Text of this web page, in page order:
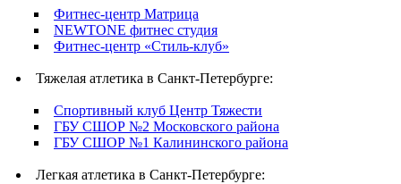
Фитнес-центр Матрица
NEWTONE фитнес студия
Фитнес-центр «Стиль-клуб»
Тяжелая атлетика в Санкт-Петербурге:
Спортивный клуб Центр Тяжести
ГБУ СШОР №2 Московского района
ГБУ СШОР №1 Калининского района
Легкая атлетика в Санкт-Петербурге: